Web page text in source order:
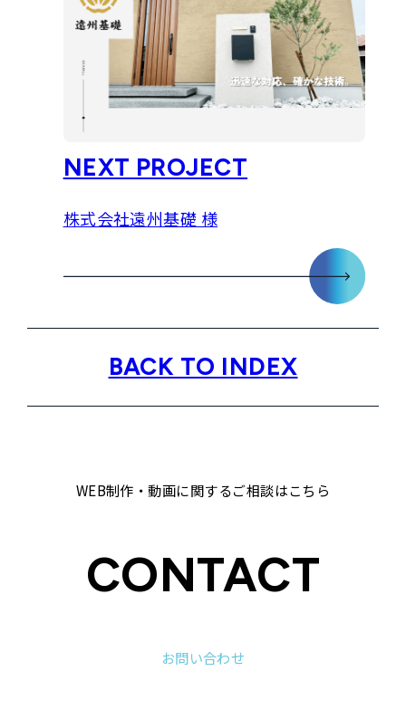
NEXT PROJECT
株式会社遠州基礎 様
BACK TO INDEX
WEB制作・動画に関するご相談はこちら
CONTACT
お問い合わせ